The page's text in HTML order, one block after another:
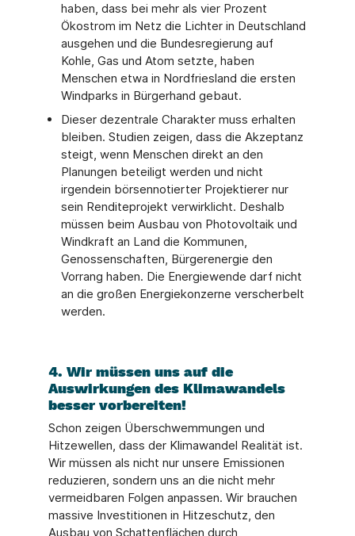
haben, dass bei mehr als vier Prozent
Ökostrom im Netz die Lichter in Deutschland
ausgehen und die Bundesregierung auf
Kohle, Gas und Atom setzte, haben
Menschen etwa in Nordfriesland die ersten
Windparks in Bürgerhand gebaut.
Dieser dezentrale Charakter muss erhalten
bleiben. Studien zeigen, dass die Akzeptanz
steigt, wenn Menschen direkt an den
Planungen beteiligt werden und nicht
irgendein börsennotierter Projektierer nur
sein Renditeprojekt verwirklicht. Deshalb
müssen beim Ausbau von Photovoltaik und
Windkraft an Land die Kommunen,
Genossenschaften, Bürgerenergie den
Vorrang haben. Die Energiewende darf nicht
an die großen Energiekonzerne verscherbelt
werden.
4. Wir müssen uns auf die
Auswirkungen des Klimawandels
besser vorbereiten!
Schon zeigen Überschwemmungen und
Hitzewellen, dass der Klimawandel Realität ist.
Wir müssen als nicht nur unsere Emissionen
reduzieren, sondern uns an die nicht mehr
vermeidbaren Folgen anpassen. Wir brauchen
massive Investitionen in Hitzeschutz, den
Ausbau von Schattenflächen durch